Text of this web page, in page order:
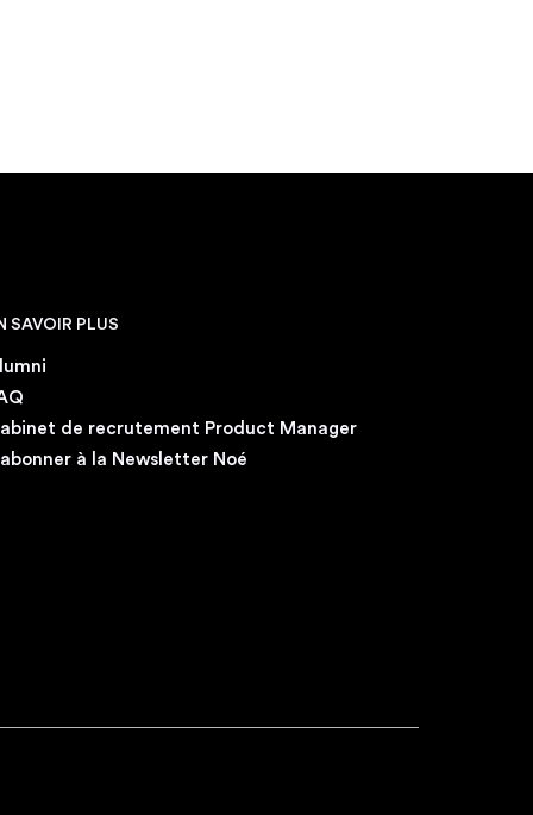
SAVOIR PLUS
de recrutement Product Manager
à la Newsletter Noé